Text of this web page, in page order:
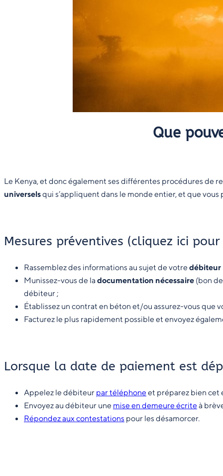
Que
Le Kenya, et donc également ses différentes procédures de
universelsqui s’appliquent dans le monde entier, et que
Mesures préventives (cliquez ici
Rassemblez des informations au sujet de votre débiteur
Munissez-vous de la documentation nécessaire (bon
débiteur ;
Établissez un contrat en béton et/ou assurez-vous que
Facturez le plus rapidement possible et envoyez
Lorsque la date de paiement est
Appelez le débiteur par téléphone et préparez bien cet
Envoyez au débiteur une mise en demeure écrite à
Répondez aux contestations pour les désamorcer.